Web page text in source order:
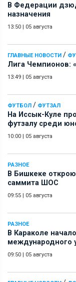
В Федерации
назначения
13:50 | 05 августа
ГЛАВНЫЕ НОВОСТИ /
Лига Чемпионов:
13:49 | 05 августа
ФУТБОЛ / ФУТЗАЛ
На Иссык-Куле
футзалу среди
10:00 | 05 августа
РАЗНОЕ
В Бишкеке
саммита ШОС
09:55 | 05 августа
РАЗНОЕ
В Караколе
международного
09:50 | 05 августа